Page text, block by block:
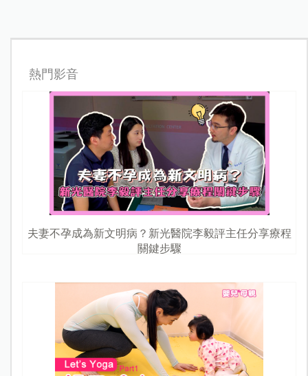
熱門影音
夫妻不孕成為新文明病？新光醫院李毅評主任分享療程
關鍵步驟